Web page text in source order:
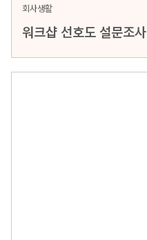
회사생활
워크샵 선호도 설문조사